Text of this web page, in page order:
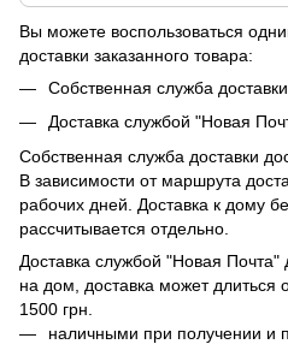
Вы можете воспользоваться
доставки заказанного товара:
Собственная служба
Доставка службой "Новая
Собственная служба доставки
В зависимости от маршрута
рабочих дней. Доставка к дому
рассчитывается отдельно.
Доставка службой "Новая Почта"
на дом, доставка может длиться
1500 грн.
наличными при получении и